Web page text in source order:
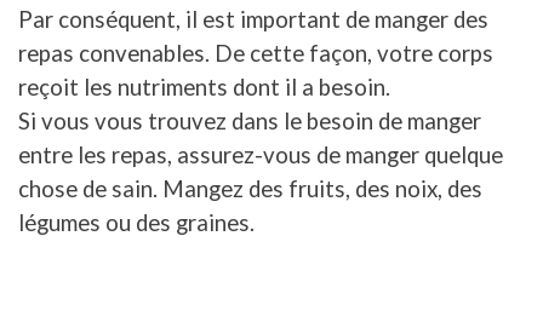
Par conséquent, il est important de manger des
repas convenables. De cette façon, votre corps
reçoit les nutriments dont il a besoin.
Si vous vous trouvez dans le besoin de manger
entre les repas, assurez-vous de manger quelque
chose de sain. Mangez des fruits, des noix, des
légumes ou des graines.